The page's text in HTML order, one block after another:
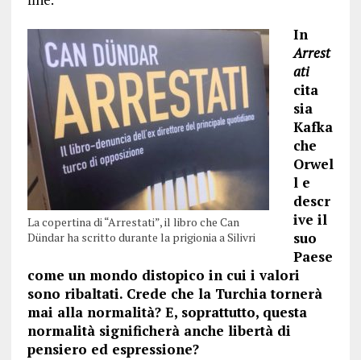
La copertina di “Arrestati”, il libro che Can
Dündar ha scritto durante la prigionia a Silivri
In
Arrest
ati
cita
sia
Kafka
che
Orwel
l e
descr
ive il
suo
Paese
come un mondo distopico in cui i valori
sono ribaltati. Crede che la Turchia tornerà
mai alla normalità? E, soprattutto, questa
normalità significherà anche libertà di
pensiero ed espressione?